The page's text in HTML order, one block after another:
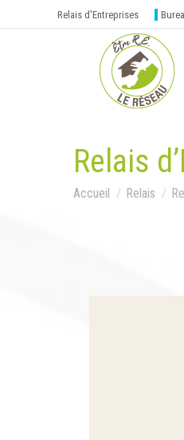
Relais d'Entreprises
Relais
Vous êtes ici :
Accueil Relais